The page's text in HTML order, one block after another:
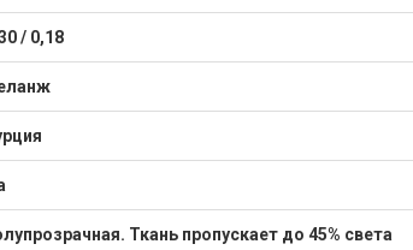
/ 0,18
Ткань пропускает до 45% света